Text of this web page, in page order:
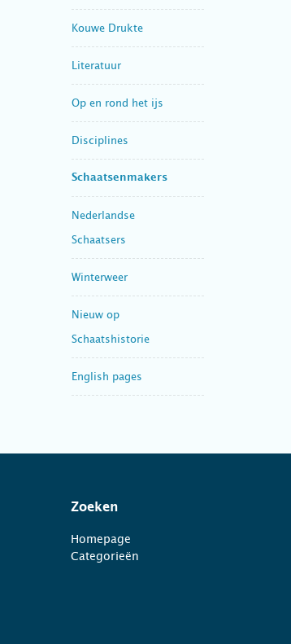
Kouwe Drukte
Literatuur
Op en rond het ijs
Disciplines
Schaatsenmakers
Nederlandse
Schaatsers
Winterweer
Nieuw op
Schaatshistorie
English pages
Zoeken
Homepage
Categorieën